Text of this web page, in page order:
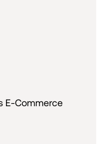
E-Commerce